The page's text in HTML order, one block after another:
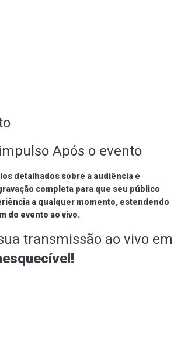
Após o evento
detalhados sobre a audiência e
completa para que seu público
a qualquer momento, estendendo
do evento ao vivo.
transmissão ao vivo em